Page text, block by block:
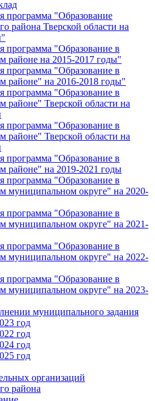
программа "Образование
района Тверской области на
программа "Образование в
районе на 2015-2017 годы"
программа "Образование в
районе" на 2016-2018 годы"
программа "Образование в
районе" Тверской области на
программа "Образование в
районе" Тверской области на
программа "Образование в
районе" на 2019-2021 годы
программа "Образование в
муниципальном округе" на 2020-
программа "Образование в
муниципальном округе" на 2021-
программа "Образование в
муниципальном округе" на 2022-
программа "Образование в
муниципальном округе" на 2023-
муниципального задания
год
год
год
год
организаций
района